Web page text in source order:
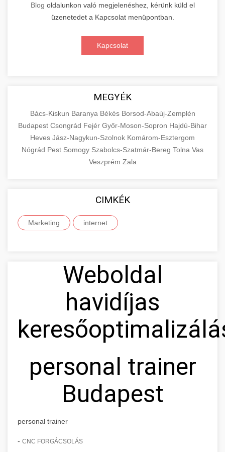
Blog oldalunkon való megjelenéshez, kérünk küld el
üzenetedet a Kapcsolat menüpontban.
Kapcsolat
MEGYÉK
Bács-Kiskun Baranya Békés Borsod-Abaúj-Zemplén
Budapest Csongrád Fejér Győr-Moson-Sopron Hajdú-Bihar
Heves Jász-Nagykun-Szolnok Komárom-Esztergom
Nógrád Pest Somogy Szabolcs-Szatmár-Bereg Tolna Vas
Veszprém Zala
CIMKÉK
Marketing internet
Weboldal
havidíjas
personal trainer
Budapest
personal trainer
- CNC FORGÁCSOLÁS